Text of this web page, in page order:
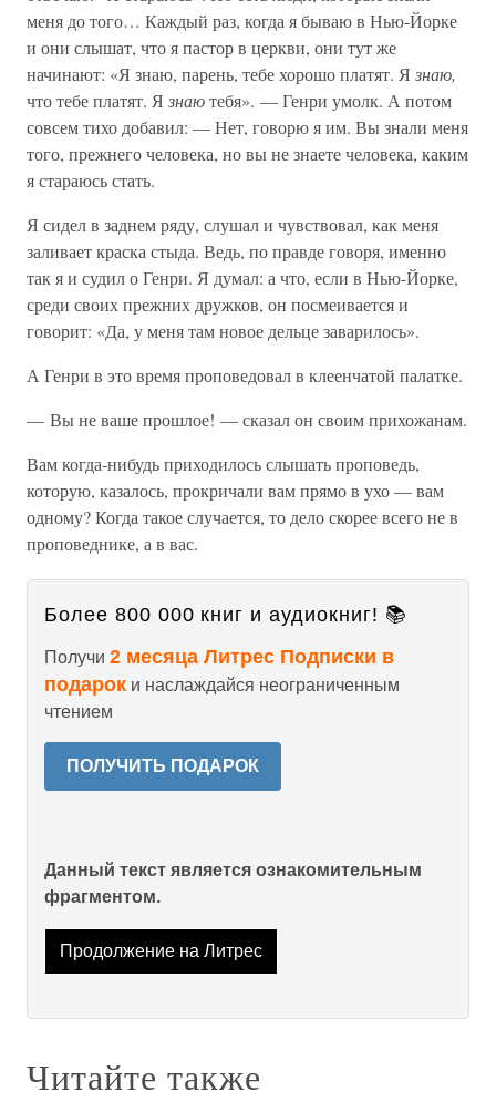
меня до того… Каждый раз, когда я бываю в Нью-Йорке
и они слышат, что я пастор в церкви, они тут же
начинают: «Я знаю, парень, тебе хорошо платят. Я знаю,
что тебе платят. Я знаютебя». — Генри умолк. А потом
совсем тихо добавил: — Нет, говорю я им. Вы знали меня
того, прежнего человека, но вы не знаете человека, каким
я стараюсь стать.
Я сидел в заднем ряду, слушал и чувствовал, как меня
заливает краска стыда. Ведь, по правде говоря, именно
так я и судил о Генри. Я думал: а что, если в Нью-Йорке,
среди своих прежних дружков, он посмеивается и
говорит: «Да, у меня там новое дельце заварилось».
А Генри в это время проповедовал в клеенчатой палатке.
— Вы не ваше прошлое! — сказал он своим прихожанам.
Вам когда-нибудь приходилось слышать проповедь,
которую, казалось, прокричали вам прямо в ухо — вам
одному? Когда такое случается, то дело скорее всего не в
проповеднике, а в вас.
Более 800 000 книг и аудиокниг! 📚
Получи 2 месяца Литрес Подписки в
подарок и наслаждайся неограниченным
чтением
ПОЛУЧИТЬ ПОДАРОК
Данный текст является ознакомительным
фрагментом.
Продолжение на Литрес
Читайте также